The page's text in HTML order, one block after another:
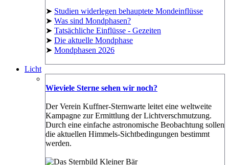
➤ Studien widerlegen behauptete Mondeinflüsse
➤ Was sind Mondphasen?
➤ Tatsächliche Einflüsse - Gezeiten
➤ Die aktuelle Mondphase
➤ Mondphasen 2026
Licht
Wieviele Sterne sehen wir noch?
Der Verein Kuffner-Sternwarte leitet eine weltweite
Kampagne zur Ermittlung der Lichtverschmutzung.
Durch eine einfache astronomische Beobachtung sollen
die aktuellen Himmels-Sichtbedingungen bestimmt
werden.